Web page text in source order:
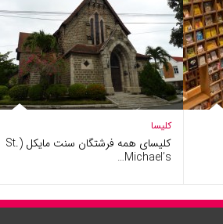
کلیسا
کلیسای همه فرشتگان سنت مایکل (St.
Michael’s…